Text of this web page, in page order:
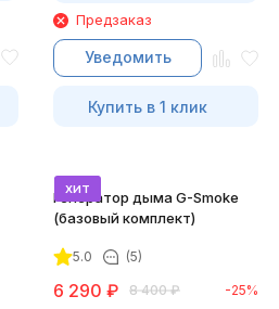
Предзаказ
Уведомить
Купить в 1 клик
хит
Генератор дыма G-Smoke
(базовый комплект)
5.0 (5)
6 290 ₽ 8 400 ₽ -25%